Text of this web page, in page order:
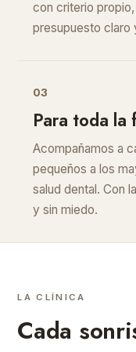
con criterio
presupuesto claro
03
Para toda la
Acompañamos a
pequeños a los
salud dental. Con
y sin miedo.
LA CLÍNICA
Cada